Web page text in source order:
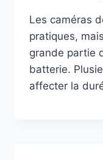
Les caméras
pratiques,
grande partie
batterie.
affecter la